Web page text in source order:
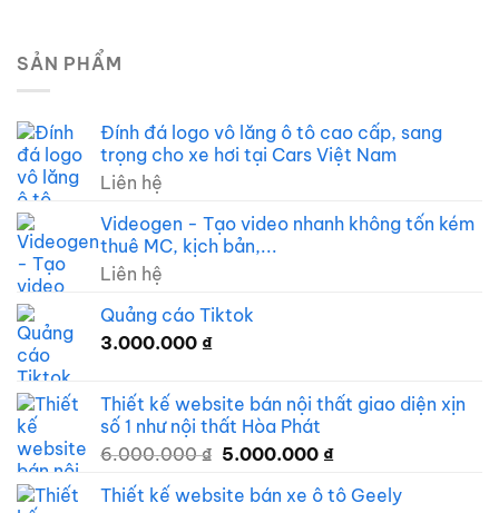
SẢN PHẨM
Đính đá logo vô lăng ô tô cao cấp, sang
trọng cho xe hơi tại Cars Việt Nam
Liên hệ
Videogen - Tạo video nhanh không tốn kém
thuê MC, kịch bản,...
Liên hệ
Quảng cáo Tiktok
3.000.000 ₫
Thiết kế website bán nội thất giao diện xịn
số 1 như nội thất Hòa Phát
6.000.000₫ Giá
là:
5.000.000 ₫Giá
tại
Thiết kế website bán xe ô tô Geely